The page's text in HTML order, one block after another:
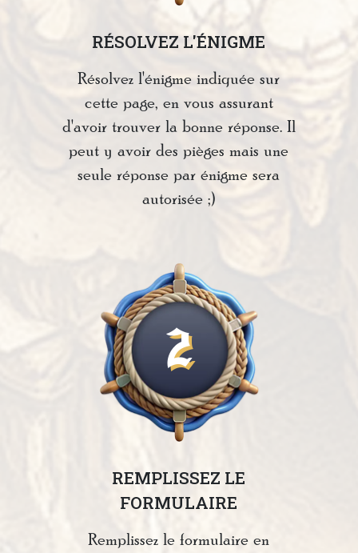
RÉSOLVEZ L'ÉNIGME
Résolvez l'énigme indiquée sur
cette page, en vous assurant
d'avoir trouver la bonne réponse. Il
peut y avoir des pièges mais une
seule réponse par énigme sera
autorisée ;)
2
REMPLISSEZ LE
FORMULAIRE
Remplissez le formulaire en